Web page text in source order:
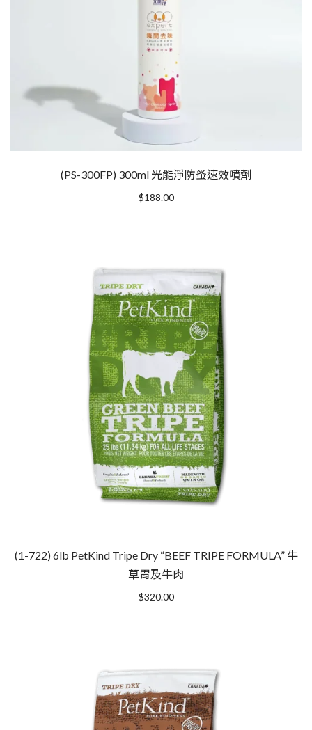
(PS-300FP) 300ml 光能淨防蚤速效噴劑
$188.00
(1-722) 6lb PetKind Tripe Dry “BEEF TRIPE FORMULA” 牛
草胃及牛肉
$320.00